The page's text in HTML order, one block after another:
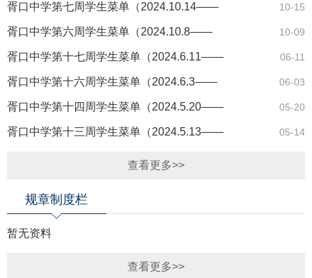
10-15
胥口中学第七周学生菜单（2024.10.14——
2024.10.18） 10-09
胥口中学第六周学生菜单（2024.10.8——
2024.10.12） 06-11
胥口中学第十七周学生菜单（2024.6.11——
2024.6.14） 06-03
胥口中学第十六周学生菜单（2024.6.3——
2024.6.7） 05-20
胥口中学第十四周学生菜单（2024.5.20——
2024.5.24） 05-14
胥口中学第十三周学生菜单（2024.5.13——
查看更多>>
规章制度栏
暂无资料
查看更多>>